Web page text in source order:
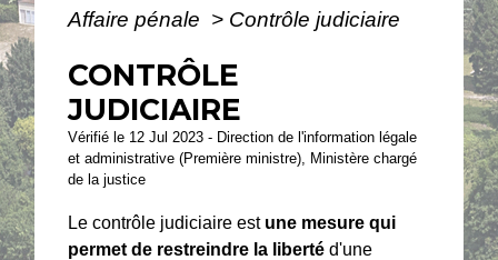
Affaire pénale > Contrôle judiciaire
CONTRÔLE
JUDICIAIRE
Vérifié le 12 Jul 2023 - Direction de l'information légale
et administrative (Première ministre), Ministère chargé
de la justice
Le contrôle judiciaire est une mesure qui
permet de restreindre la liberté d'une